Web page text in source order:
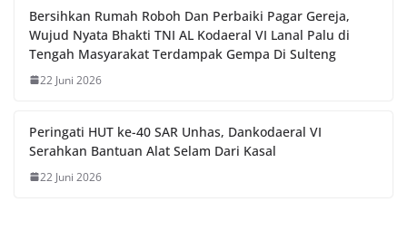
Bersihkan Rumah Roboh Dan Perbaiki Pagar Gereja,
Wujud Nyata Bhakti TNI AL Kodaeral VI Lanal Palu di
Tengah Masyarakat Terdampak Gempa Di Sulteng
22 Juni 2026
Peringati HUT ke-40 SAR Unhas, Dankodaeral VI
Serahkan Bantuan Alat Selam Dari Kasal
22 Juni 2026